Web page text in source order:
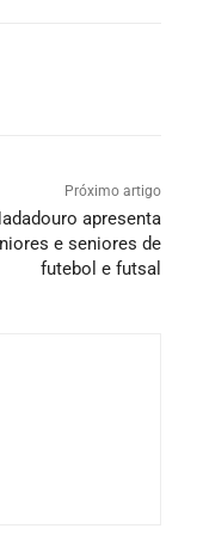
Próximo artigo
apresenta
e seniores de
futebol e futsal